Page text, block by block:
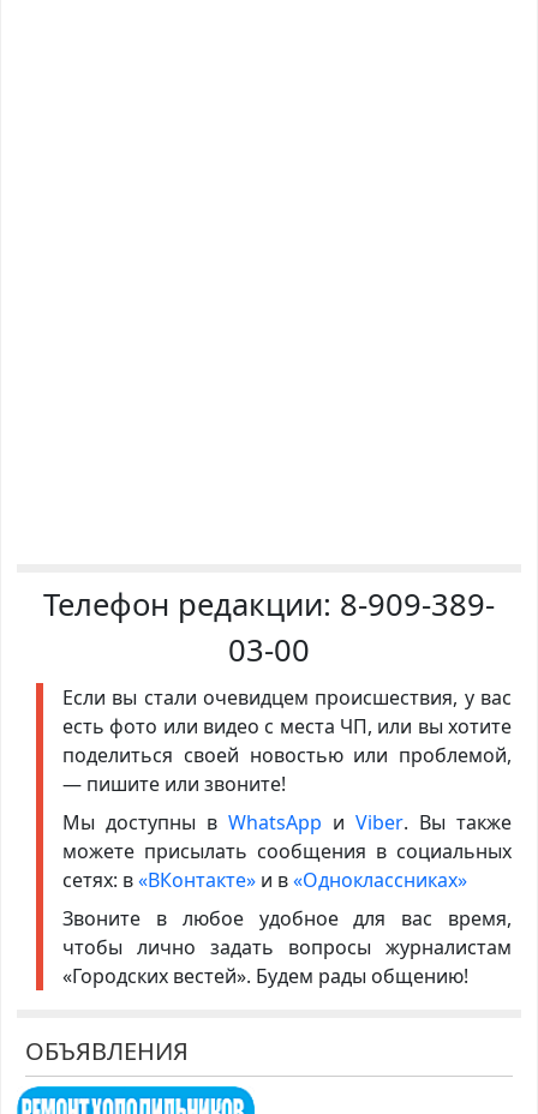
Телефон редакции: 8-909-389-
03-00
Если вы стали очевидцем происшествия, у вас
есть фото или видео с места ЧП, или вы хотите
поделиться своей новостью или проблемой,
— пишите или звоните!
Мы доступны в WhatsApp иViber. Вы также
можете присылать сообщения в социальных
сетях: в«ВКонтакте»и в«Одноклассниках»
Звоните в любое удобное для вас время,
чтобы лично задать вопросы журналистам
«Городских вестей». Будем рады общению!
ОБЪЯВЛЕНИЯ